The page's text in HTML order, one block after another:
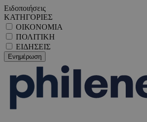
Ειδοποιήσεις
ΚΑΤΗΓΟΡΙΕΣ
ΟΙΚΟΝΟΜΙΑ
ΠΟΛΙΤΙΚΗ
ΕΙΔΗΣΕΙΣ